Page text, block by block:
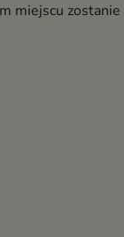
miejscu